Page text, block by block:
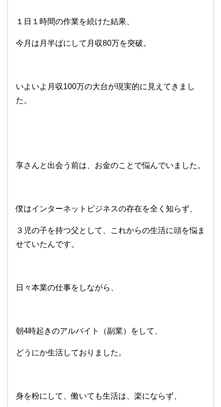
１日１時間の作業を続けた結果、
今月は月半ばにして月収80万を突破。
いよいよ月収100万の大台が現実的に見えてきまし
た。
享さんと出会う前は、お金のことで悩んでいました。
僕はインターネットビジネスの存在を全く知らず、
３児の子を持つ父として、これからの生活に頭を悩ま
せていたんです。
日々本業の仕事をしながら、
朝4時起きのアルバイト（副業）をして、
どうにか生活しておりました。
身を粉にして、働いても生活は、楽にならず、